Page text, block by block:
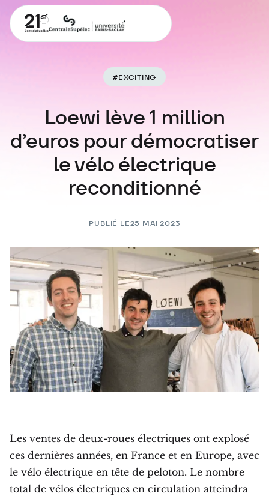
#EXCITING
Loewi lève 1 million
d’euros pour démocratiser
le vélo électrique
reconditionné
PUBLIÉ LE25 MAI 2023
Les ventes de deux-roues électriques ont explosé
ces dernières années, en France et en Europe, avec
le vélo électrique en tête de peloton. Le nombre
total de vélos électriques en circulation atteindra